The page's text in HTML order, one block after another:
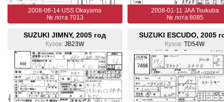
2008-06-14 USS Okayama
№ лота 7013
2008-01-11 JAA Tsukuba
№ лота 8085
SUZUKI JIMNY, 2005 год
Кузов: JB23W
SUZUKI ESCUDO, 2005
Кузов: TD54W